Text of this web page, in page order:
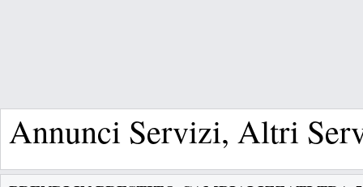
Annunci Servizi, Altri